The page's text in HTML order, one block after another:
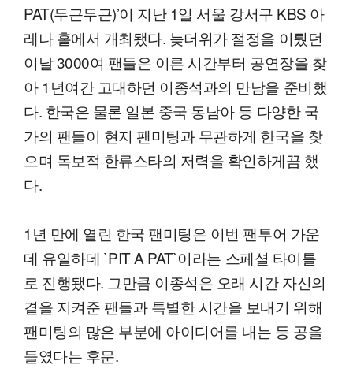
PAT(두근두근)’이 지난 1일 서울 강서구 KBS 아
레나 홀에서 개최됐다. 늦더위가 절정을 이뤘던
이날 3000여 팬들은 이른 시간부터 공연장을 찾
아 1년여간 고대하던 이종석과의 만남을 준비했
다. 한국은 물론 일본 중국 동남아 등 다양한 국
가의 팬들이 현지 팬미팅과 무관하게 한국을 찾
으며 독보적 한류스타의 저력을 확인하게끔 했
다.
1년 만에 열린 한국 팬미팅은 이번 팬투어 가운
데 유일하데 `PIT A PAT`이라는 스페셜 타이틀
로 진행됐다. 그만큼 이종석은 오래 시간 자신의
곁을 지켜준 팬들과 특별한 시간을 보내기 위해
팬미팅의 많은 부분에 아이디어를 내는 등 공을
들였다는 후문.